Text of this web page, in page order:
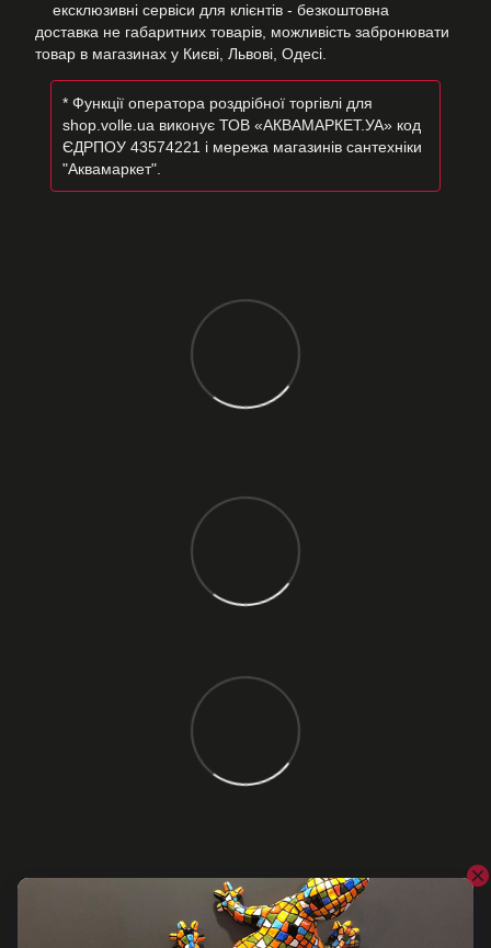
ексклюзивні сервіси для клієнтів - безкоштовна
доставка не габаритних товарів, можливість забронювати
товар в магазинах у Києві, Львові, Одесі.
* Функції оператора роздрібної торгівлі для
shop.volle.ua виконує ТОВ «АКВАМАРКЕТ.УА» код
ЄДРПОУ 43574221 і мережа магазинів сантехніки
"Аквамаркет".